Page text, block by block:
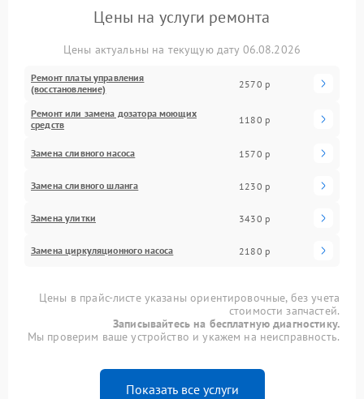
Цены на услуги ремонта
Цены актуальны на текущую дату 06.08.2026
Ремонт платы управления
(восстановление)
2570 р
Ремонт или замена дозатора моющих
средств
1180 р
Замена сливного насоса 1570 р
Замена сливного шланга 1230 р
Замена улитки 3430 р
Замена циркуляционного насоса 2180 р
Цены в прайс-листе указаны ориентировочные, без учета
стоимости запчастей.
Записывайтесь на бесплатную диагностику.
Мы проверим ваше устройство и укажем на неисправность.
Показать все услуги